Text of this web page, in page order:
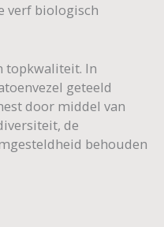
verf biologisch
topkwaliteit. In
geteeld
door middel van
de
behouden